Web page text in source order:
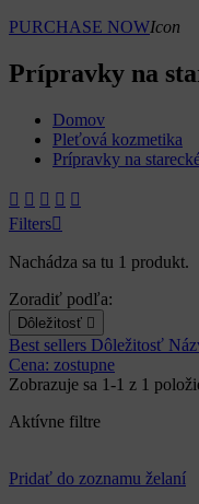
PURCHASE NOWIcon
Prípravky na
Domov
Pleťová kozmetika
Prípravky na
    
Filters
Nachádza sa tu 1 produkt.
Zoradiť podľa:
Dôležitosť 
Best sellers Dôležitosť
Cena: zostupne
Zobrazuje sa 1-1 z 1
Aktívne filtre
Pridať do zoznamu želaní